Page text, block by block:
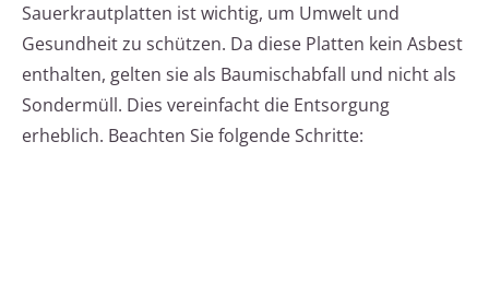
Sauerkrautplatten ist wichtig, um Umwelt und
Gesundheit zu schützen. Da diese Platten kein Asbest
enthalten, gelten sie als Baumischabfall und nicht als
Sondermüll. Dies vereinfacht die Entsorgung
erheblich. Beachten Sie folgende Schritte: